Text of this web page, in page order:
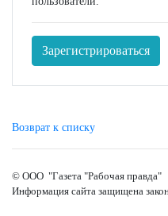
Зарегистрироваться
Возврат к списку
© ООО "Газета "Рабочая правда"
Информация сайта защищена